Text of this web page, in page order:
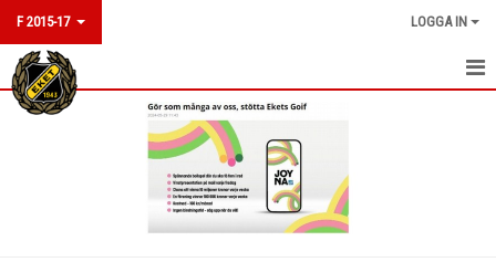
F 2015-17 LOGGA IN
HEM